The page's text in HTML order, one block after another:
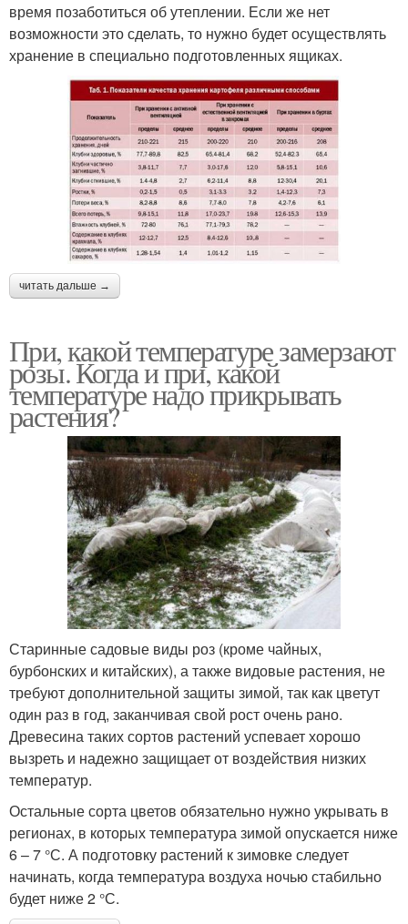
время позаботиться об утеплении. Если же нет
возможности это сделать, то нужно будет осуществлять
хранение в специально подготовленных ящиках.
читать дальше →
При, какой температуре замерзают
розы. Когда и при, какой
температуре надо прикрывать
растения?
Старинные садовые виды роз (кроме чайных,
бурбонских и китайских), а также видовые растения, не
требуют дополнительной защиты зимой, так как цветут
один раз в год, заканчивая свой рост очень рано.
Древесина таких сортов растений успевает хорошо
вызреть и надежно защищает от воздействия низких
температур.
Остальные сорта цветов обязательно нужно укрывать в
регионах, в которых температура зимой опускается ниже
6 – 7 °С. А подготовку растений к зимовке следует
начинать, когда температура воздуха ночью стабильно
будет ниже 2 °С.